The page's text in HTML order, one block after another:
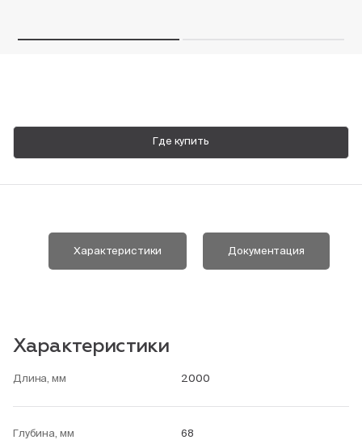
Где купить
Характеристики Документация
Характеристики
Длина, мм 2000
Глубина, мм 68